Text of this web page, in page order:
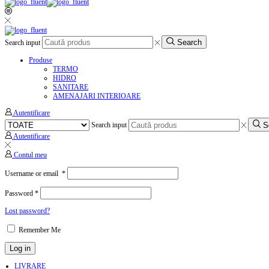
Search input Search
Produse
TERMO
HIDRO
SANITARE
AMENAJARI INTERIOARE
Autentificare
Search input
Autentificare
Contul meu
Username or email *
Password *
Lost password?
Remember Me
Log in
LIVRARE